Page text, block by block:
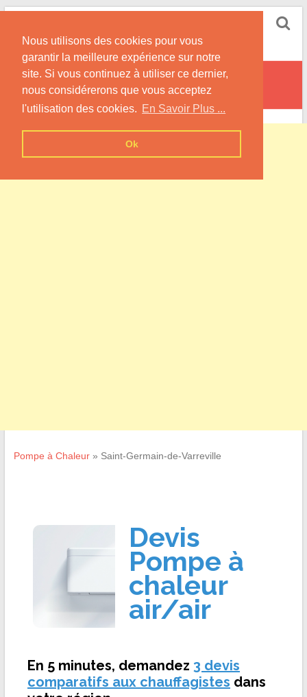
Nous utilisons des cookies pour vous
garantir la meilleure expérience sur notre
site. Si vous continuez à utiliser ce dernier,
nous considérerons que vous acceptez
l'utilisation des cookies. En Savoir Plus ...
Ok
Skip
content
Informations sur les Pompes à Chaleur
Saint-Germain-de-Varreville
Pompe à Chaleur» Saint-Germain-de-Varreville